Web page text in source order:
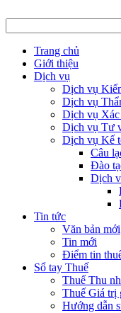
Trang chủ
Giới thiệu
Dịch vụ
Dịch vụ
Dịch vụ
Dịch vụ Xác
Dịch vụ Tư
Dịch vụ Kế
Câu
Đào
Dịch
Tin tức
Văn bản mới
Tin mới
Điểm tin
Sổ tay Thuế
Thuế Thu
Thuế Giá trị
Hướng dẫn